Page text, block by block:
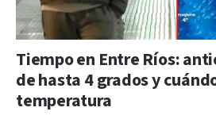
Tiempo en Entre Ríos:
de hasta 4 grados y
temperatura